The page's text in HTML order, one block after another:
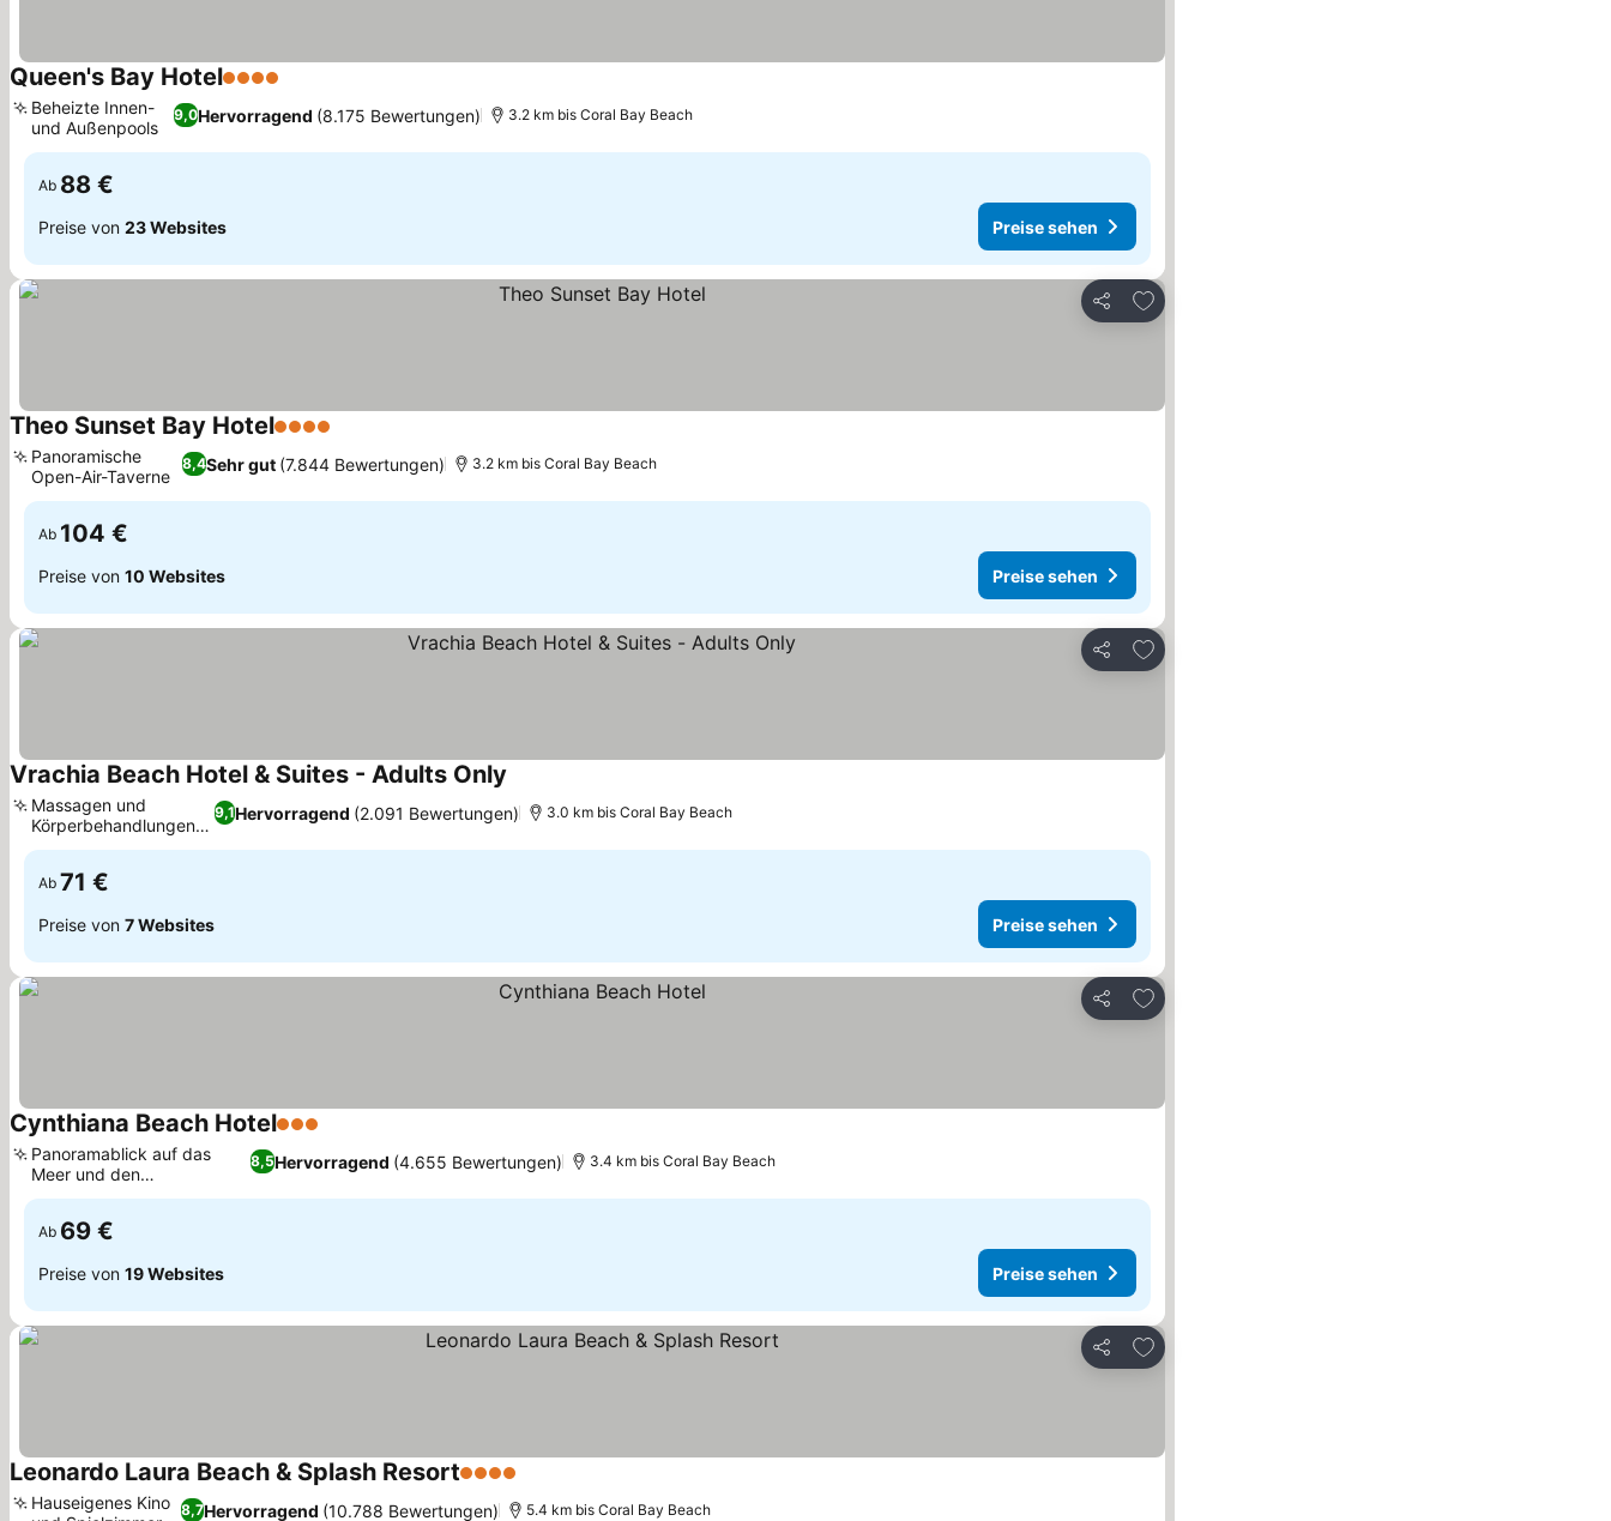
Queen's Bay Hotel4 Sterne
9,0Hervorragend (8.175 Bewertungen)
Beheizte Innen-
und Außenpools
3.2 km bis Coral Bay Beach
Ab 88 €
Preise von 23 Websites Preise sehen
Teilen
Zu Favoriten hinzufügen
Theo Sunset Bay Hotel4 Sterne
8,4Sehr gut (7.844 Bewertungen)
Panoramische
Open-Air-Taverne
3.2 km bis Coral Bay Beach
Ab 104 €
Preise von 10 Websites Preise sehen
Teilen
Zu Favoriten hinzufügen
Vrachia Beach Hotel & Suites - Adults Only
9,1Hervorragend (2.091 Bewertungen)
Massagen und
Körperbehandlungen
vor Ort
3.0 km bis Coral Bay Beach
Ab 71 €
Preise von 7 Websites Preise sehen
Teilen
Zu Favoriten hinzufügen
Cynthiana Beach Hotel3 Sterne
8,5Hervorragend (4.655 Bewertungen)
Panoramablick auf das
Meer und den
Sonnenuntergang
3.4 km bis Coral Bay Beach
Ab 69 €
Preise von 19 Websites Preise sehen
Teilen
Zu Favoriten hinzufügen
Leonardo Laura Beach & Splash Resort4 Sterne
8,7Hervorragend (10.788 Bewertungen)
Hauseigenes Kino
5.4 km bis Coral Bay Beach